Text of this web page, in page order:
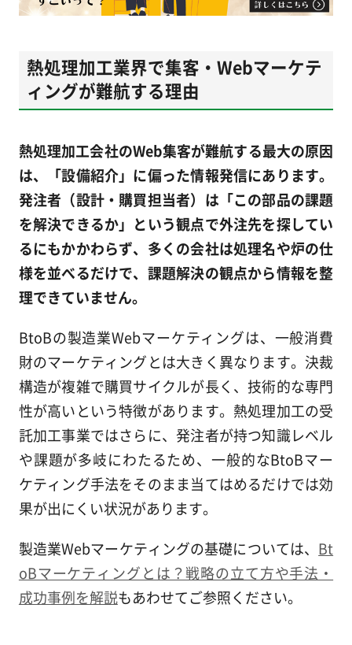
熱処理加工業界で集客・Webマーケテ
ィングが難航する理由
熱処理加工会社のWeb集客が難航する最大の原因
は、「設備紹介」に偏った情報発信にあります。
発注者（設計・購買担当者）は「この部品の課題
を解決できるか」という観点で外注先を探してい
るにもかかわらず、多くの会社は処理名や炉の仕
様を並べるだけで、課題解決の観点から情報を整
理できていません。
BtoBの製造業Webマーケティングは、一般消費
財のマーケティングとは大きく異なります。決裁
構造が複雑で購買サイクルが長く、技術的な専門
性が高いという特徴があります。熱処理加工の受
託加工事業ではさらに、発注者が持つ知識レベル
や課題が多岐にわたるため、一般的なBtoBマー
ケティング手法をそのまま当てはめるだけでは効
果が出にくい状況があります。
製造業Webマーケティングの基礎については、 Bt
oBマーケティングとは？戦略の立て方や手法・
成功事例を解説もあわせてご参照ください。